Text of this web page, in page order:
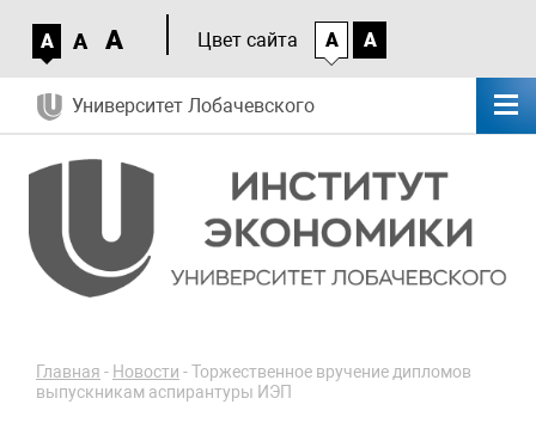
A A A Цвет сайта A A
Университет Лобачевского
Главная - Новости -Торжественное вручение дипломов
выпускникам аспирантуры ИЭП